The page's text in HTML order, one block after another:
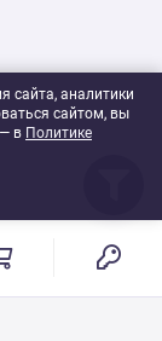
сайта, аналитики
сайтом, вы
в Политике